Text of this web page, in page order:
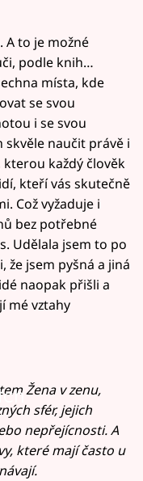
A to je možné
podle knih…
místa, kde
se svou
i se svou
naučit právě i
kterou každý člověk
kteří vás skutečně
Což vyžaduje i
bez potřebné
Udělala jsem to po
že jsem pyšná a jiná
naopak přišli a
mé vztahy
Žena v zenu,
sfér, jejich
nepřejícnosti. A
které mají často u